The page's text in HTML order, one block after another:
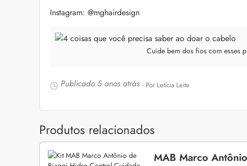
Instagram: @mghairdesign
Cuide bem dos fios com esses
Publicado5 anos atrás - Por Letícia Leite
Produtos relacionados
MAB Marco